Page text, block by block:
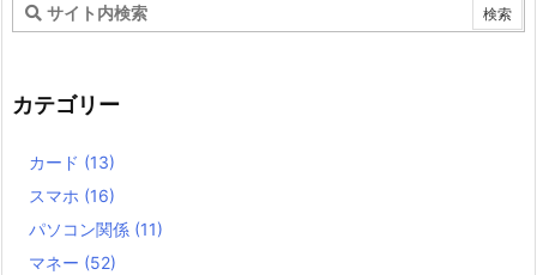
カテゴリー
カード (13)
スマホ (16)
パソコン関係 (11)
マネー (52)